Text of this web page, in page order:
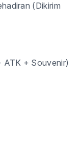
(Dikirim
ATK + Souvenir)